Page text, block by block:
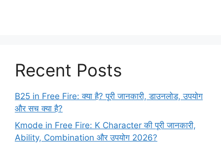
Recent Posts
B25 in Free Fire: क्या है? पूरी जानकारी, डाउनलोड, उपयोग
और सच क्या है?
Kmode in Free Fire: K Character की पूरी जानकारी,
Ability, Combination और उपयोग 2026?